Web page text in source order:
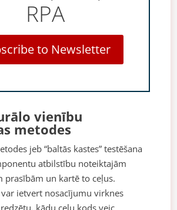
RPA
to Newsletter
vienību
metodes
jeb “baltās kastes” testēšana
atbilstību noteiktajām
prasībām un kartē to ceļus.
ietvert nosacījumu virknes
kādu ceļu kods veic